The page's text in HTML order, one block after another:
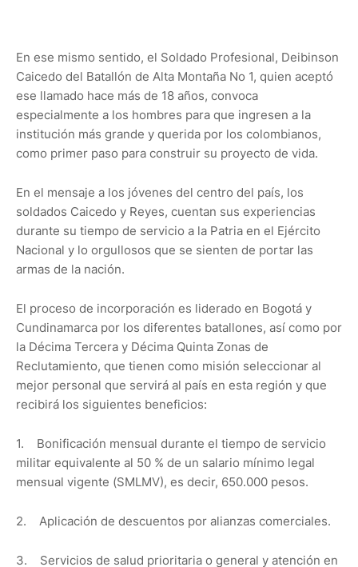
En ese mismo sentido, el Soldado Profesional, Deibinson
Caicedo del Batallón de Alta Montaña No 1, quien aceptó
ese llamado hace más de 18 años, convoca
especialmente a los hombres para que ingresen a la
institución más grande y querida por los colombianos,
como primer paso para construir su proyecto de vida.
En el mensaje a los jóvenes del centro del país, los
soldados Caicedo y Reyes, cuentan sus experiencias
durante su tiempo de servicio a la Patria en el Ejército
Nacional y lo orgullosos que se sienten de portar las
armas de la nación.
El proceso de incorporación es liderado en Bogotá y
Cundinamarca por los diferentes batallones, así como por
la Décima Tercera y Décima Quinta Zonas de
Reclutamiento, que tienen como misión seleccionar al
mejor personal que servirá al país en esta región y que
recibirá los siguientes beneficios:
1. Bonificación mensual durante el tiempo de servicio
militar equivalente al 50 % de un salario mínimo legal
mensual vigente (SMLMV), es decir, 650.000 pesos.
2. Aplicación de descuentos por alianzas comerciales.
3. Servicios de salud prioritaria o general y atención en